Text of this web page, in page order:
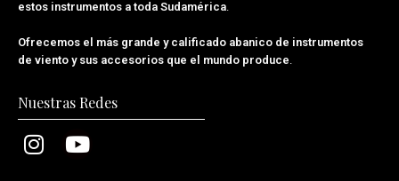
estos instrumentos a toda Sudamérica.
Ofrecemos el más grande y calificado abanico de instrumentos
de viento y sus accesorios que el mundo produce.
Nuestras Redes